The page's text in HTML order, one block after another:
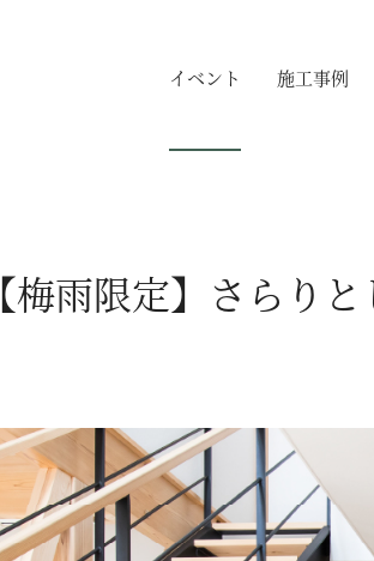
イベント 施工事例
【梅雨限定】さらり